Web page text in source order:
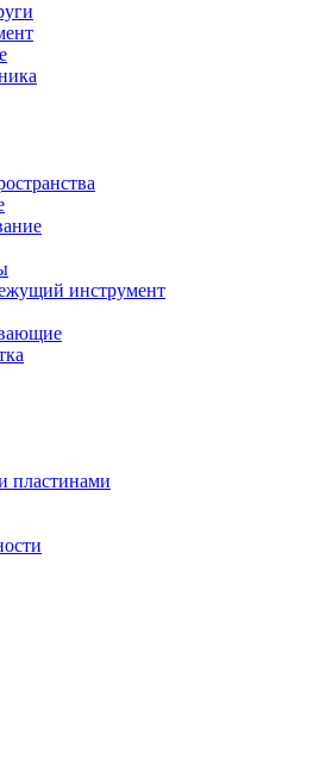
инструмент
пластинами